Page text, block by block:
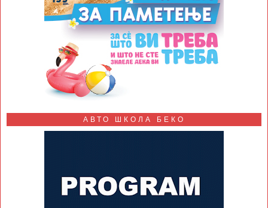
АВТО ШКОЛА БЕКО